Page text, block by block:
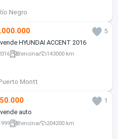
Negro
5
HYUNDAI ACCENT 2016
Bencina 143000 km
Montt
1
auto
Bencina 204200 km